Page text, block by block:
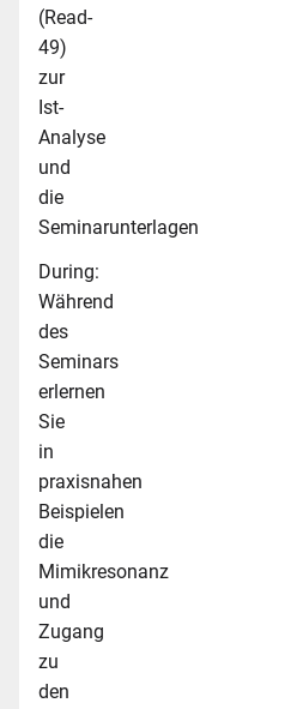
(Read-
49)
zur
Ist-
Analyse
und
die
Seminarunterlagen
During:
Während
des
Seminars
erlernen
Sie
in
praxisnahen
Beispielen
die
Mimikresonanz
und
Zugang
zu
den